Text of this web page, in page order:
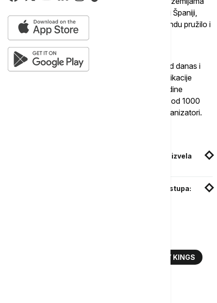
Evrope, posebno u Francuskoj, Italiji, Engleskoj i Španiji,
prodati u više od 60 miliona primeraka, što je bendu pružilo i
obezbedilo globalnu popularnost.
Ulaznice za ovaj muzički spektakl su u prodaji od danas i
dostupne su putem sajta efinity.rs, besplatne aplikacije
efinity, na blagajnama Štark Arene i Doma omladine
Beograda, kao i u TC Rajićeva (I sprat) i na više od 1000
Moj kiosk objekata širom zemlje, saopštili su organizatori.
Beogradska filharmonija nakon dve decenije izvela
Posle skoro deceniju, "No Doubt" ponovo nastupa:
GIPSY KINGS